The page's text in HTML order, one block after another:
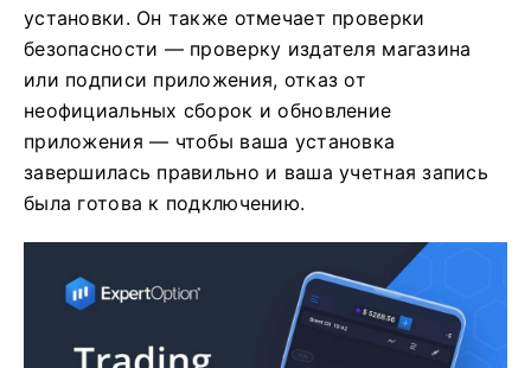
установки. Он также отмечает проверки
безопасности — проверку издателя магазина
или подписи приложения, отказ от
неофициальных сборок и обновление
приложения — чтобы ваша установка
завершилась правильно и ваша учетная запись
была готова к подключению.